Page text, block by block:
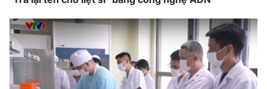
Câu chuyện quốc tế
Tài chính
Thị trường
Góc doanh nghiệp
Truyền hình
Phim VTV
Giải trí